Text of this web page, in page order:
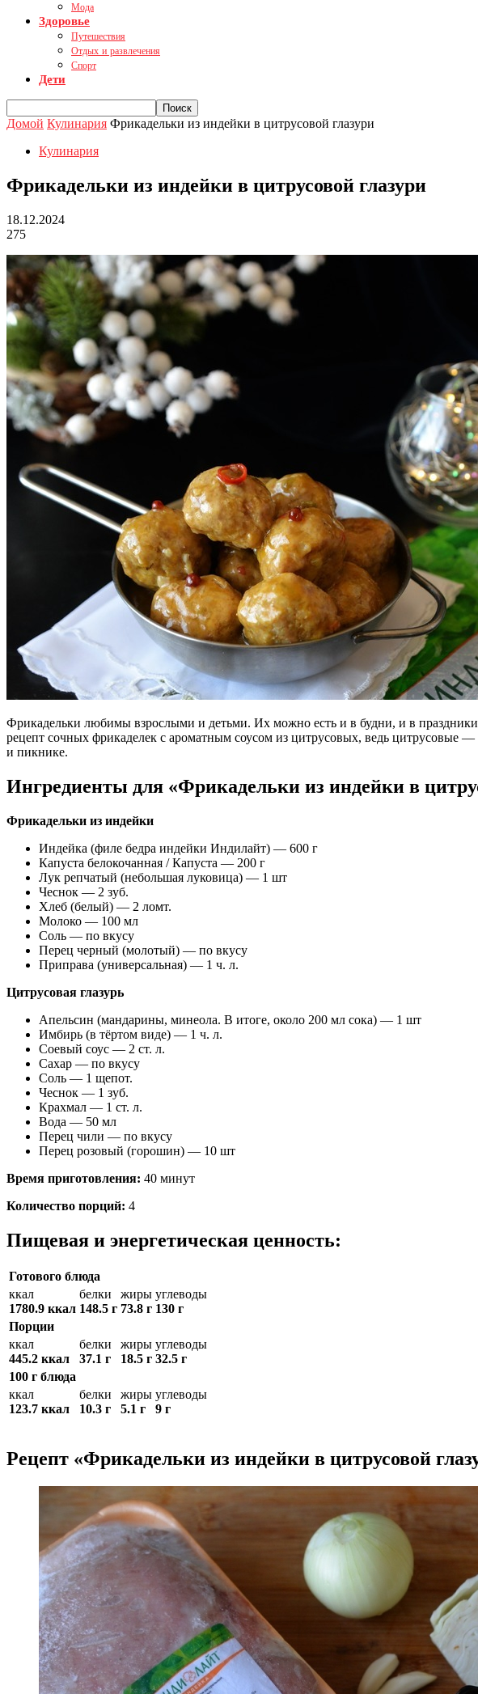
Мода
Здоровье
Путешествия
Отдых и развлечения
Спорт
Дети
Домой Кулинария Фрикадельки из индейки в цитрусовой глазури
Кулинария
Фрикадельки из индейки в цитрусовой глазури
18.12.2024
275
Фрикадельки любимы взрослыми и детьми. Их можно есть и в будни, и в
рецепт сочных фрикаделек с ароматным соусом из цитрусовых, ведь цитрусовые
и пикнике.
Ингредиенты для «Фрикадельки из индейки в
Фрикадельки из индейки
Индейка (филе бедра индейки Индилайт) — 600 г
Капуста белокочанная / Капустa — 200 г
Лук репчатый (небольшая луковица) — 1 шт
Чеснок — 2 зуб.
Хлеб (белый) — 2 ломт.
Молоко — 100 мл
Соль — по вкусу
Перец черный (молотый) — по вкусу
Приправа (универсальная) — 1 ч. л.
Цитрусовая глазурь
Апельсин (мандарины, минеола. В итоге, около 200 мл сока) — 1 шт
Имбирь (в тёртом виде) — 1 ч. л.
Соевый соус — 2 ст. л.
Сахар — по вкусу
Соль — 1 щепот.
Чеснок — 1 зуб.
Крахмал — 1 ст. л.
Вода — 50 мл
Перец чили — по вкусу
Перец розовый (горошин) — 10 шт
Время приготовления: 40 минут
Количество порций: 4
Пищевая и энергетическая ценность:
Готового блюда
ккал
1780.9 ккал
белки
148.5 г
жиры
73.8 г
углеводы
130 г
Порции
ккал
445.2 ккал
белки
37.1 г
жиры
18.5 г
углеводы
32.5 г
100 г блюда
ккал
123.7 ккал
белки
10.3 г
жиры
5.1 г
углеводы
9 г
Рецепт «Фрикадельки из индейки в цитрусовой